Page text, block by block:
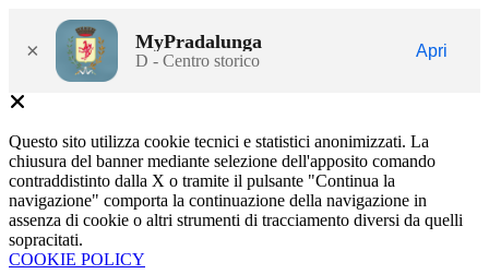
× MyPradalunga
D - Centro storico
Apri
Questo sito utilizza cookie tecnici e statistici anonimizzati. La
chiusura del banner mediante selezione dell'apposito comando
contraddistinto dalla X o tramite il pulsante "Continua la
navigazione" comporta la continuazione della navigazione in
assenza di cookie o altri strumenti di tracciamento diversi da quelli
sopracitati.
COOKIE POLICY